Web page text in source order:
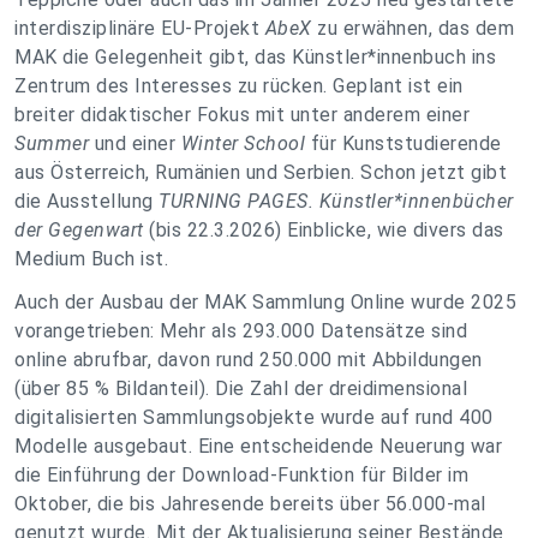
interdisziplinäre EU-Projekt AbeX zu erwähnen, das dem
MAK die Gelegenheit gibt, das Künstler*innenbuch ins
Zentrum des Interesses zu rücken. Geplant ist ein
breiter didaktischer Fokus mit unter anderem einer
Summerund einer Winter School für Kunststudierende
aus Österreich, Rumänien und Serbien. Schon jetzt gibt
die Ausstellung TURNING PAGES. Künstler*innenbücher
der Gegenwart (bis 22.3.2026) Einblicke, wie divers das
Medium Buch ist.
Auch der Ausbau der MAK Sammlung Online wurde 2025
vorangetrieben: Mehr als 293.000 Datensätze sind
online abrufbar, davon rund 250.000 mit Abbildungen
(über 85 % Bildanteil). Die Zahl der dreidimensional
digitalisierten Sammlungsobjekte wurde auf rund 400
Modelle ausgebaut. Eine entscheidende Neuerung war
die Einführung der Download-Funktion für Bilder im
Oktober, die bis Jahresende bereits über 56.000-mal
genutzt wurde. Mit der Aktualisierung seiner Bestände